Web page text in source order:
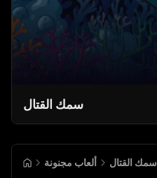
سمك القتال
ألعاب مجنونة سمك القتال